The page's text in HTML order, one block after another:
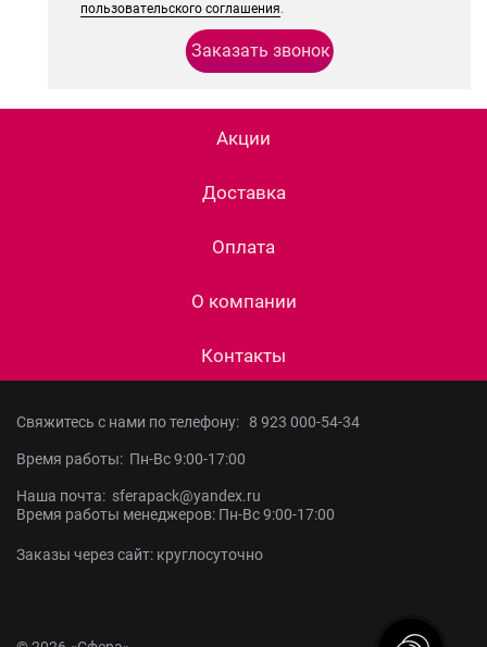
пользовательского соглашения.
Акции
Доставка
Оплата
О компании
Контакты
Свяжитесь с нами по телефону: 8 923 000-54-34
Время работы: Пн-Вс 9:00-17:00
Наша почта: sferapack@yandex.ru
Время работы менеджеров: Пн-Вс 9:00-17:00
Заказы через сайт: круглосуточно